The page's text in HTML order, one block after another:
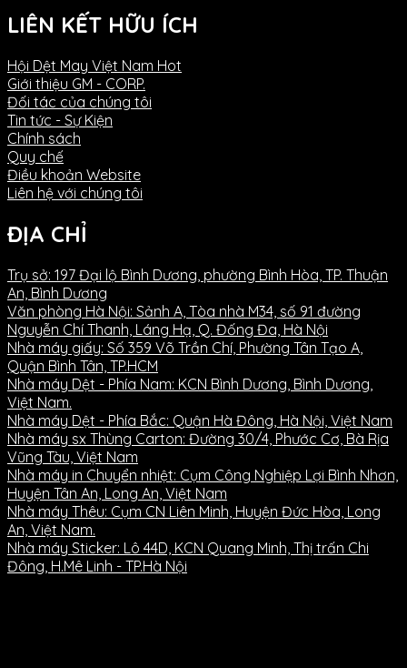
LIÊN KẾT HỮU ÍCH
Hội Dệt May Việt Nam
Giới thiệu GM - CORP.
Đối tác của chúng tôi
Tin tức - Sự Kiện
Chính sách
Quy chế
Điều khoản Website
Liên hệ với chúng tôi
ĐỊA CHỈ
Trụ sở: 197 Đại lộ Bình Dương, phường Bình Hòa, TP. Thuận
An, Bình Dương
Văn phòng Hà Nội: Sảnh A, Tòa nhà M34, số 91 đường
Nguyễn Chí Thanh, Láng Hạ, Q. Đống Đa, Hà Nội
Nhà máy giấy: Số 359 Võ Trần Chí, Phường Tân Tạo A,
Quận Bình Tân, TP.HCM
Nhà máy Dệt - Phía Nam: KCN Bình Dương, Bình Dương,
Việt Nam.
Nhà máy Dệt - Phía Bắc: Quận Hà Đông, Hà Nội, Việt Nam
Nhà máy sx Thùng Carton: Đường 30/4, Phước Cơ, Bà Rịa
Vũng Tàu, Việt Nam
Nhà máy in Chuyển nhiệt: Cụm Công Nghiệp Lợi Bình Nhơn,
Huyện Tân An, Long An, Việt Nam
Nhà máy Thêu: Cụm CN Liên Minh, Huyện Đức Hòa, Long
An, Việt Nam.
Nhà máy Sticker: Lô 44D, KCN Quang Minh, Thị trấn Chi
Đông, H.Mê Linh - TP.Hà Nội